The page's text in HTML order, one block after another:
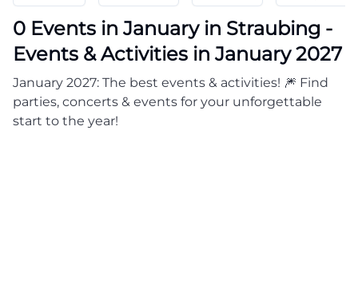
0 Events in Januaryin Straubing -
Events & Activities in January 2027
January 2027: The best events & activities! 🎆 Find
parties, concerts & events for your unforgettable
start to the year!